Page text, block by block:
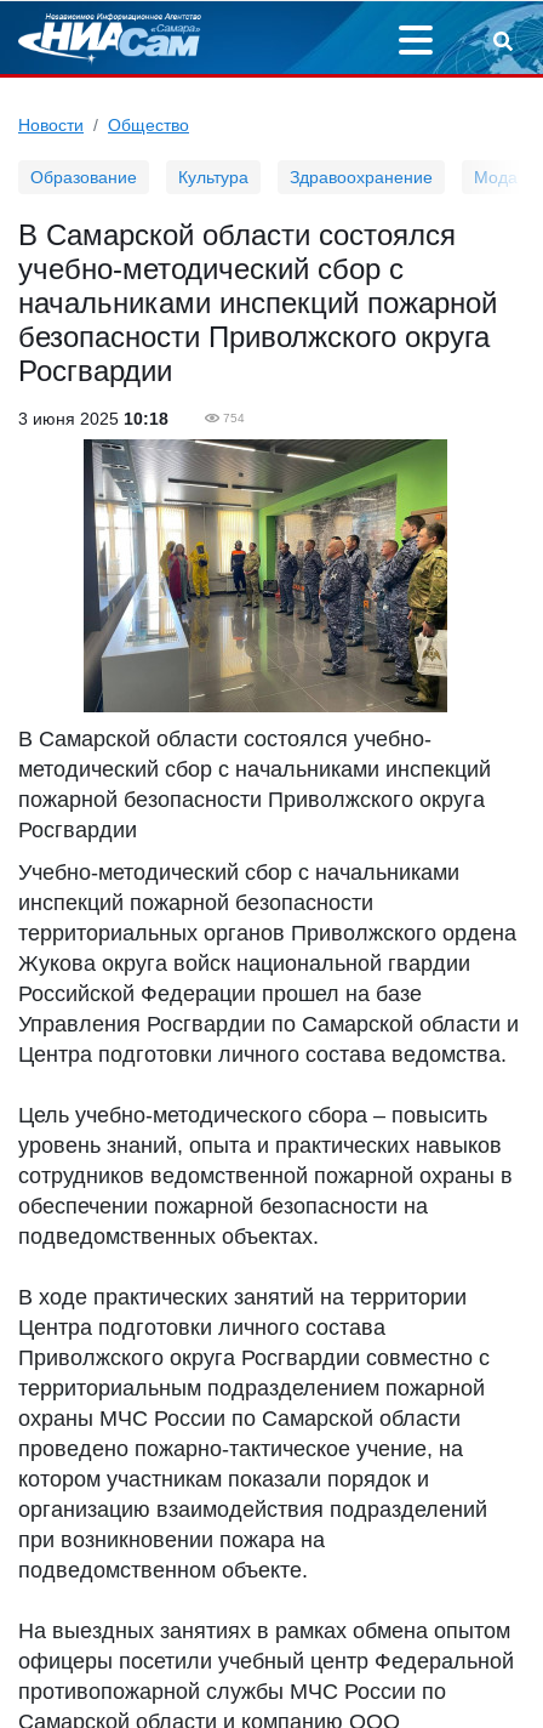
Новости Общество
Образование Культура Здравоохранение Мода
В Самарской области состоялся
учебно-методический сбор с
начальниками инспекций пожарной
безопасности Приволжского округа
Росгвардии
3 июня 2025 10:18 754
В Самарской области состоялся учебно-
методический сбор с начальниками инспекций
пожарной безопасности Приволжского округа
Росгвардии
Учебно-методический сбор с начальниками
инспекций пожарной безопасности
территориальных органов Приволжского ордена
Жукова округа войск национальной гвардии
Российской Федерации прошел на базе
Управления Росгвардии по Самарской области и
Центра подготовки личного состава ведомства.
Цель учебно-методического сбора – повысить
уровень знаний, опыта и практических навыков
сотрудников ведомственной пожарной охраны в
обеспечении пожарной безопасности на
подведомственных объектах.
В ходе практических занятий на территории
Центра подготовки личного состава
Приволжского округа Росгвардии совместно с
территориальным подразделением пожарной
охраны МЧС России по Самарской области
проведено пожарно-тактическое учение, на
котором участникам показали порядок и
организацию взаимодействия подразделений
при возникновении пожара на
подведомственном объекте.
На выездных занятиях в рамках обмена опытом
офицеры посетили учебный центр Федеральной
противопожарной службы МЧС России по
Самарской области и компанию ООО